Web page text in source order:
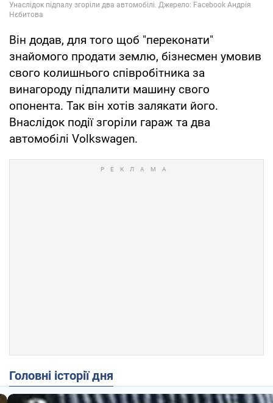
Він додав, для того щоб "переконати"
знайомого продати землю, бізнесмен умовив
свого колишнього співробітника за
винагороду підпалити машину свого
опонента. Так він хотів залякати його.
Внаслідок події згоріли гараж та два
автомобілі Volkswagen.
Головні історії дня